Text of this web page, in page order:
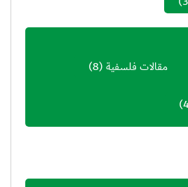
مقالات فلسفية(8)